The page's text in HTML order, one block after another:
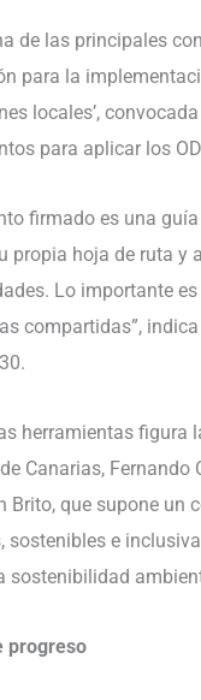
de las principales
para la
locales’,
para aplicar los
firmado es una
propia hoja de ruta y
Lo importante
compartidas”,
herramientas figura
Canarias,
Brito, que supone un
sostenibles e
sostenibilidad
progreso